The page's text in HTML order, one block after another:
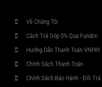
Về Chúng Tôi
Cách Trả Góp 0% Qua Fundiin
Hướng Dẫn Thanh Toán
Chính Sách Thanh Toán
Chính Sách Bảo Hành - Đổi Trả